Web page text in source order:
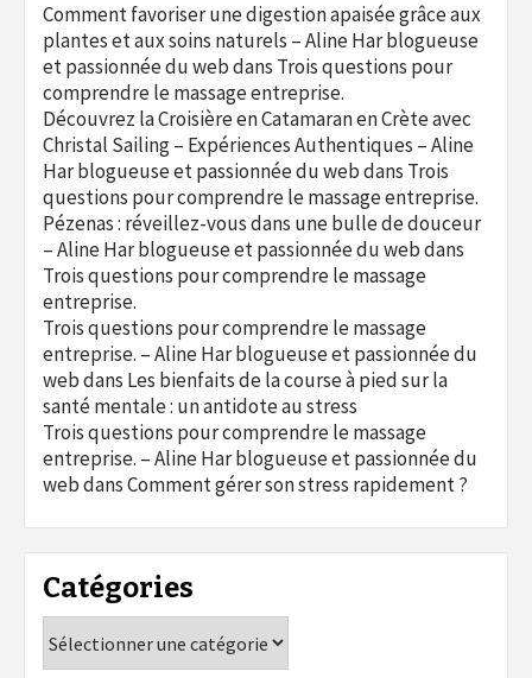
Comment favoriser une digestion apaisée grâce aux
plantes et aux soins naturels – Aline Har blogueuse
et passionnée du webdans Trois questions pour
comprendre le massage entreprise.
Découvrez la Croisière en Catamaran en Crète avec
Christal Sailing – Expériences Authentiques – Aline
Har blogueuse et passionnée du webdans Trois
questions pour comprendre le massage entreprise.
Pézenas : réveillez-vous dans une bulle de douceur
– Aline Har blogueuse et passionnée du webdans
Trois questions pour comprendre le massage
entreprise.
Trois questions pour comprendre le massage
entreprise. – Aline Har blogueuse et passionnée du
webdans Les bienfaits de la course à pied sur la
santé mentale : un antidote au stress
Trois questions pour comprendre le massage
entreprise. – Aline Har blogueuse et passionnée du
webdansComment gérer son stress rapidement ?
Catégories